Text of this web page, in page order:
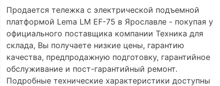
Продается тележка с электрической подъемной
платформой Lema LM EF-75 в Ярославле - покупая у
официального поставщика компании Техника для
склада, Вы получаете низкие цены, гарантию
качества, предпродажную подготовку, гарантийное
обслуживание и пост-гарантийный ремонт.
Подробные технические характеристики доступны